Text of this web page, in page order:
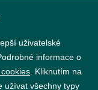
uživatelské
informace o
. Kliknutím na
užívat všechny typy